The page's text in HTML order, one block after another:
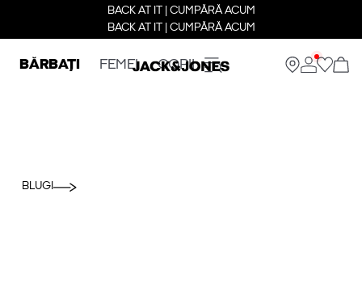
BACK AT IT | CUMPĂRĂ ACUM
BACK AT IT | CUMPĂRĂ ACUM
BĂRBAȚI FEMEI COPII
BLUGI